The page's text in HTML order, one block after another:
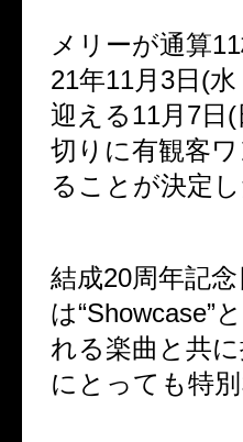
メリーが通算11
21年11月 3日(水
迎える11月 7日(
切りに有観客
ることが決定し
結成20周年記
は“Showcase”
れる楽曲と共
にとっても特